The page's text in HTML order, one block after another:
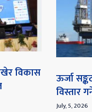
विकास
ऊर्जा
विस्तार
July, 5, 2026